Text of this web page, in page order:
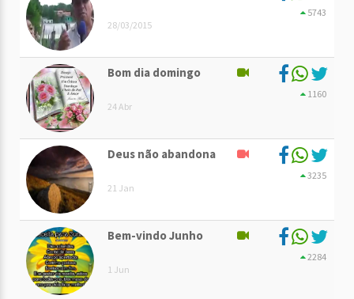
28/03/2015
5743
Bom dia domingo
24 Abr
1160
Deus não abandona
21 Jan
3235
Bem-vindo Junho
1 Jun
2284